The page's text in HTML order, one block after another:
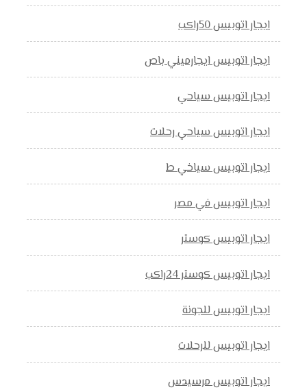
ايجار اتوبيس 50راكب
ايجار اتوبيس ايجارميني باص
ايجار اتوبيس سياحي
ايجار اتوبيس سياحي رحلات
ايجار اتوبيس سياخي ط
ايجار اتوبيس في مصر
ايجار اتوبيس كوستر
ايجار اتوبيس كوستر 24راكب
ايجار اتوبيس للجونة
ايجار اتوبيس للرحلات
ايجار اتوبيس مرسيدس